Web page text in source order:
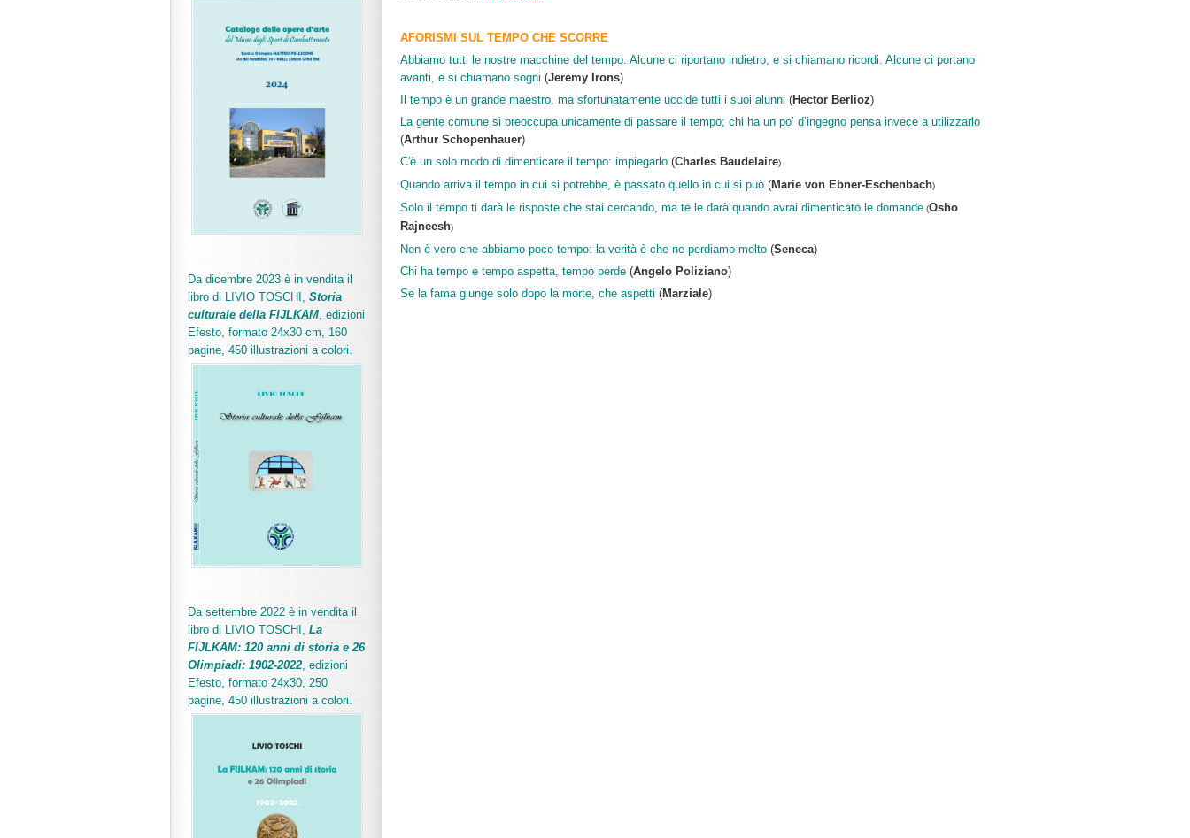
AFORISMI SUL TEMPO CHE SCORRE
Abbiamo tutti le nostre macchine del tempo. Alcune ci riportano indietro, e si chiamano ricordi. Alcune ci portano
avanti, e si chiamano sogni (Jeremy Irons)
Il tempo è un grande maestro, ma sfortunatamente uccide tutti i suoi alunni (Hector Berlioz)
La gente comune si preoccupa unicamente di passare il tempo; chi ha un po’ d’ingegno pensa invece a utilizzarlo
(Arthur Schopenhauer)
C'è un solo modo di dimenticare il tempo: impiegarlo (Charles Baudelaire)
Quando arriva il tempo in cui si potrebbe, è passato quello in cui si può (Marie von Ebner-Eschenbach)
Solo il tempo ti darà le risposte che stai cercando, ma te le darà quando avrai dimenticato le domande (Osho
Rajneesh)
Non è vero che abbiamo poco tempo: la verità è che ne perdiamo molto (Seneca)
Chi ha tempo e tempo aspetta, tempo perde (Angelo Poliziano)
Se la fama giunge solo dopo la morte, che aspetti (Marziale)
Da dicembre 2023 è in vendita il
libro di LIVIO TOSCHI, Storia
culturale della FIJLKAM, edizioni
Efesto, formato 24x30 cm, 160
pagine, 450 illustrazioni a colori.
Da settembre 2022 è in vendita il
libro di LIVIO TOSCHI, La
FIJLKAM: 120 anni di storia e 26
Olimpiadi: 1902-2022, edizioni
Efesto, formato 24x30, 250
pagine, 450 illustrazioni a colori.